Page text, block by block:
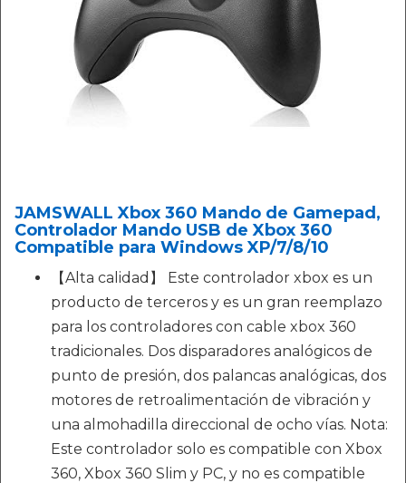
JAMSWALL Xbox 360 Mando de Gamepad,
Controlador Mando USB de Xbox 360
Compatible para Windows XP/7/8/10
【Alta calidad】 Este controlador xbox es un
producto de terceros y es un gran reemplazo
para los controladores con cable xbox 360
tradicionales. Dos disparadores analógicos de
punto de presión, dos palancas analógicas, dos
motores de retroalimentación de vibración y
una almohadilla direccional de ocho vías. Nota:
Este controlador solo es compatible con Xbox
360, Xbox 360 Slim y PC, y no es compatible